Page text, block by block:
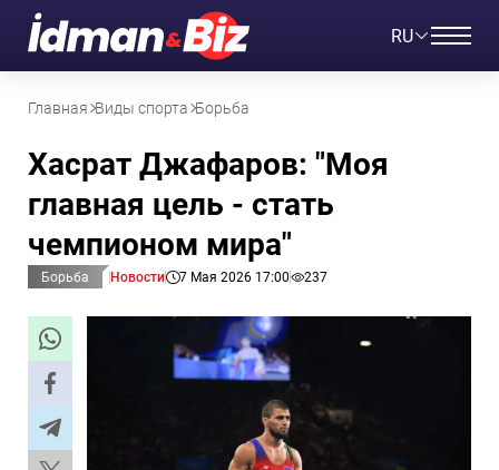
RU
Главная Виды спорта Борьба
Хасрат Джафаров: "Моя
главная цель - стать
чемпионом мира"
Борьба Новости 7 Мая 2026 17:00 237